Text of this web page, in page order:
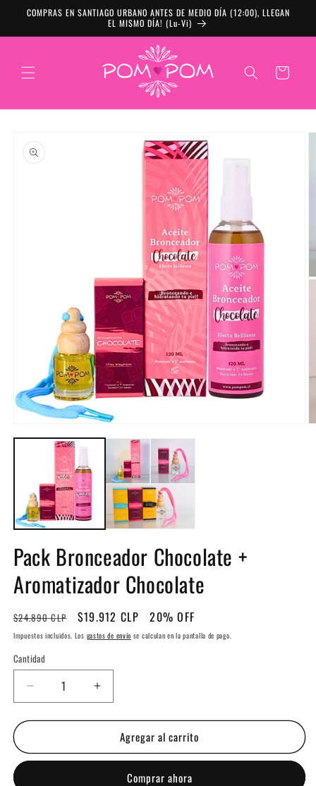
Ir directamente al
COMPRAS EN SANTIAGO URBANO ANTES DE MEDIO DÍA (12:00), LLEGAN
EL MISMO DÍA! (Lu-Vi)
Carrito
la información del
producto
elemento
multimedia
ventana
modal
Pack Bronceador Chocolate +
Aromatizador Chocolate
Precio
habitual
$24.890 CLP
Precio
de
$19.912 CLP 20% OFF
Impuestos incluidos. Los gastos de envío se calculan en la pantalla de pago.
Cantidad
Cantidad
Reducir
cantidad
para
Bronceador
Aumentar
cantidad
para
Pack
Bronceador
Agregar al carrito
Comprar ahora